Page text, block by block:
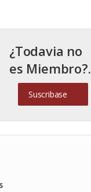
¿Todavia no
es Miembro?.
Suscribase